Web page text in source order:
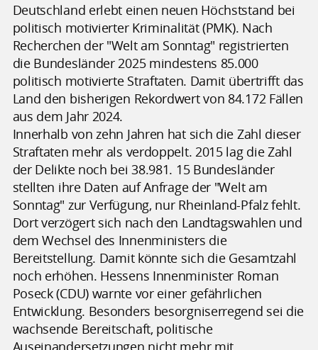
Deutschland erlebt einen neuen Höchststand bei
politisch motivierter Kriminalität (PMK). Nach
Recherchen der "Welt am Sonntag" registrierten
die Bundesländer 2025 mindestens 85.000
politisch motivierte Straftaten. Damit übertrifft das
Land den bisherigen Rekordwert von 84.172 Fällen
aus dem Jahr 2024.
Innerhalb von zehn Jahren hat sich die Zahl dieser
Straftaten mehr als verdoppelt. 2015 lag die Zahl
der Delikte noch bei 38.981. 15 Bundesländer
stellten ihre Daten auf Anfrage der "Welt am
Sonntag" zur Verfügung, nur Rheinland-Pfalz fehlt.
Dort verzögert sich nach den Landtagswahlen und
dem Wechsel des Innenministers die
Bereitstellung. Damit könnte sich die Gesamtzahl
noch erhöhen. Hessens Innenminister Roman
Poseck (CDU) warnte vor einer gefährlichen
Entwicklung. Besonders besorgniserregend sei die
wachsende Bereitschaft, politische
Auseinandersetzungen nicht mehr mit